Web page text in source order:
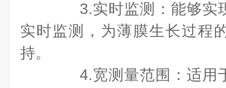
3.实时监测：能够实
实时监测，为薄膜生长过程
持。
4.宽测量范围：适用